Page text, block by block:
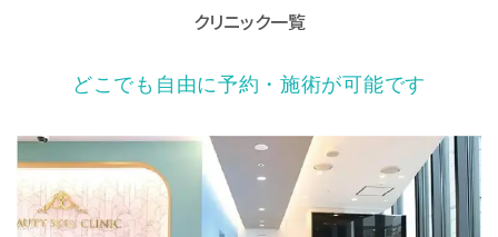
クリニック一覧
どこでも自由に予約・施術が可能です